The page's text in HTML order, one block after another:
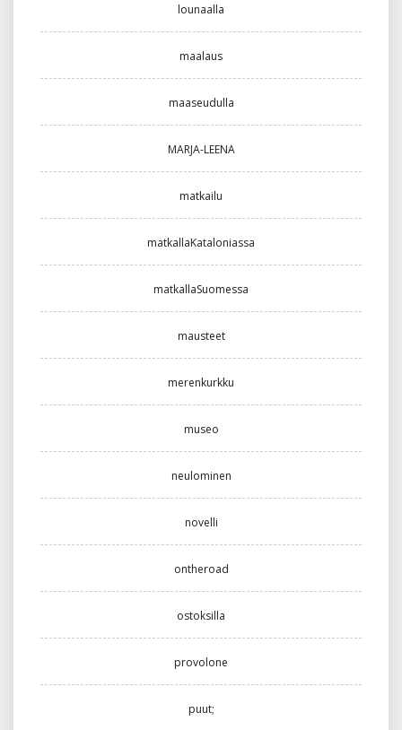
lounaalla
maalaus
maaseudulla
MARJA-LEENA
matkailu
matkallaKataloniassa
matkallaSuomessa
mausteet
merenkurkku
museo
neulominen
novelli
ontheroad
ostoksilla
provolone
puut;